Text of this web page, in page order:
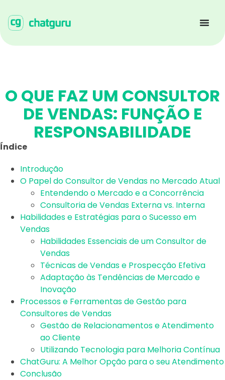
O QUE FAZ UM CONSULTOR
DE VENDAS: FUNÇÃO E
RESPONSABILIDADE
Índice
Introdução
O Papel do Consultor de Vendas no Mercado Atual
Entendendo o Mercado e a Concorrência
Consultoria de Vendas Externa vs. Interna
Habilidades e Estratégias para o Sucesso em
Vendas
Habilidades Essenciais de um Consultor de
Vendas
Técnicas de Vendas e Prospecção Efetiva
Adaptação às Tendências de Mercado e
Inovação
Processos e Ferramentas de Gestão para
Consultores de Vendas
Gestão de Relacionamentos e Atendimento
ao Cliente
Utilizando Tecnologia para Melhoria Contínua
ChatGuru: A Melhor Opção para o seu Atendimento
Conclusão